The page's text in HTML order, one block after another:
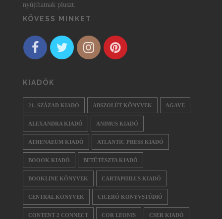
nyújthatnak pluszt.
KÖVESS MINKET
KIADÓK
21. SZÁZAD KIADÓ ABSZOLÚT KÖNYVEK AGAVE
ALEXANDRA KIADÓ ANIMUS KIADÓ
ATHENAEUM KIADÓ ATLANTIC PRESS KIADÓ
BOOOK KIADÓ BETŰTÉSZTA KIADÓ
BOOKLINE KÖNYVEK CARTAPHILUS KIADÓ
CENTRAL KÖNYVEK CICERÓ KÖNYVSTÚDIÓ
CONTENT 2 CONNECT COR LEONIS CSER KIADÓ